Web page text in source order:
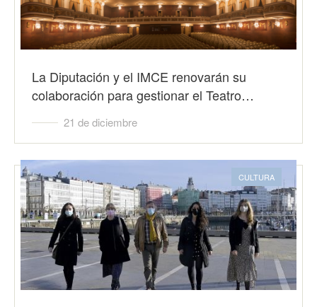
La Diputación y el IMCE renovarán su
colaboración para gestionar el Teatro…
21 de diciembre
CULTURA